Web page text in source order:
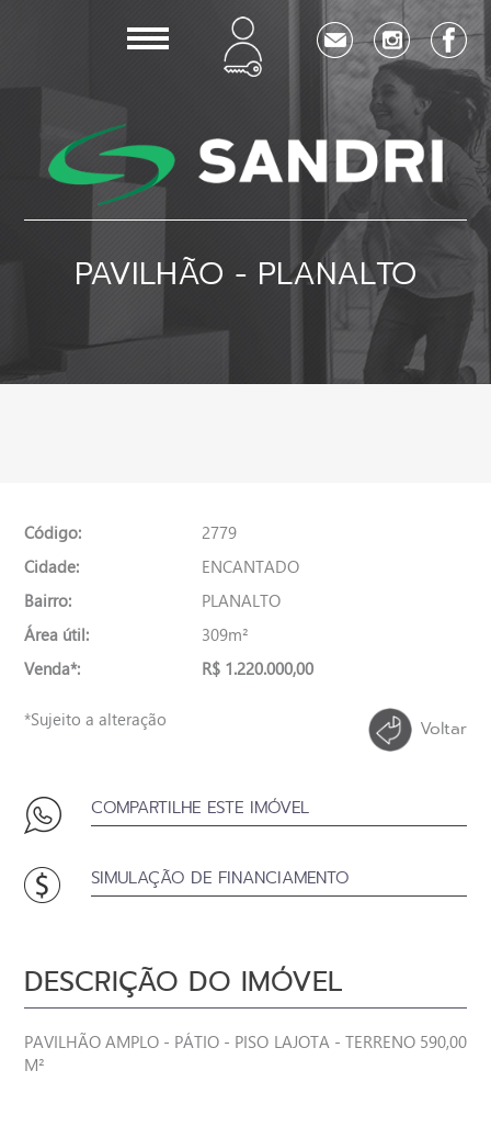
PAVILHÃO - PLANALTO
Voltar
Código:
2779
Cidade:
ENCANTADO
Bairro:
PLANALTO
Área útil:
309m²
Venda*:
R$ 1.220.000,00
*Sujeito a alteração
COMPARTILHE ESTE IMÓVEL
SIMULAÇÃO DE FINANCIAMENTO
DESCRIÇÃO DO IMÓVEL
PAVILHÃO AMPLO - PÁTIO - PISO LAJOTA - TERRENO 590,00
M²